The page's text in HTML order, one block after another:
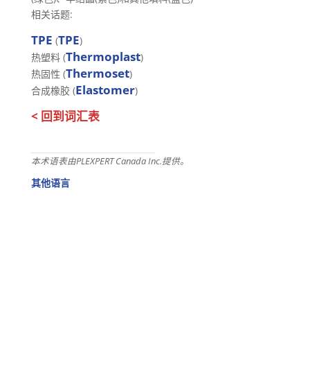
相关话题:
TPE (TPE)
热塑料 (Thermoplast)
热固性 (Thermoset)
合成橡胶 (Elastomer)
< 回到词汇表
本术语表由PLEXPERT Canada Inc.提供。
其他语言